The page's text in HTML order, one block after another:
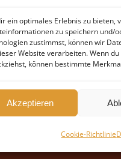
ein optimales Erlebnis zu bieten,
zu speichern und/
zustimmst, können wir
Website verarbeiten. Wenn
können bestimmte
Akzeptieren
Cookie-Richtlinie